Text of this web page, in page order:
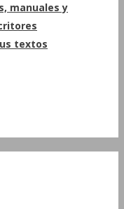
manuales y
textos